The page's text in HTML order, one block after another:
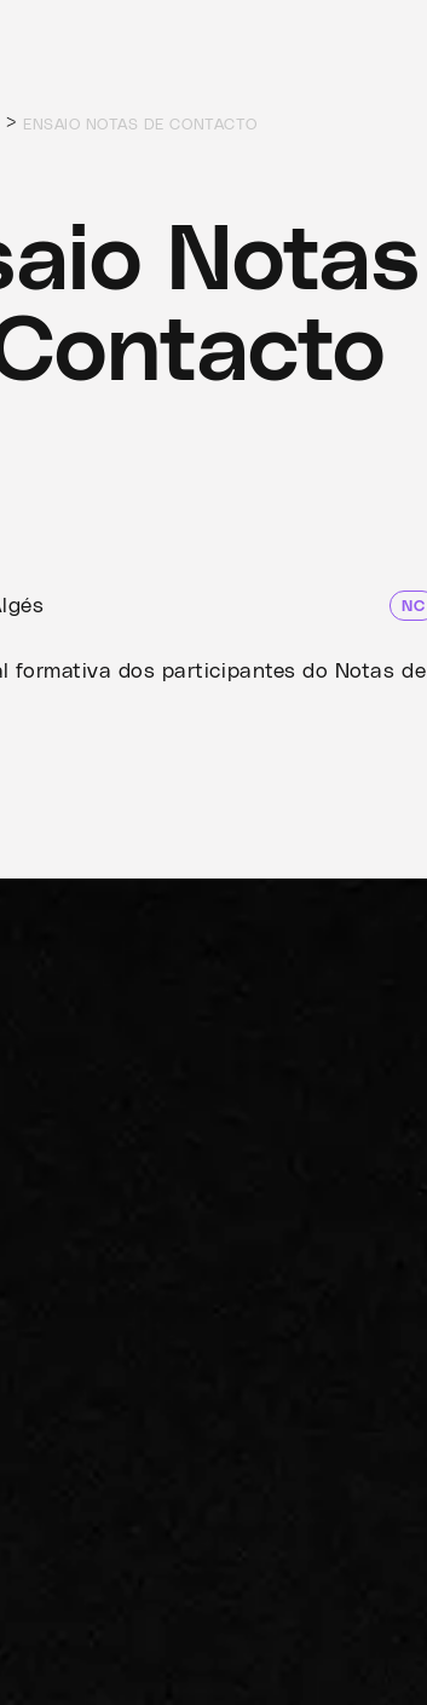
> ENSAIO NOTAS DE CONTACTO
Notas
NC
formativa dos participantes do Notas de